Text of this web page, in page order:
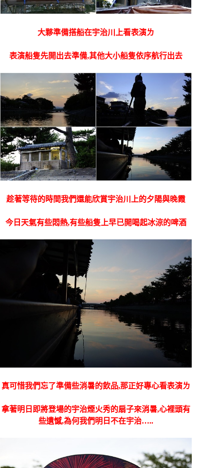
大夥準備搭船在宇治川上看表演ㄌ
表演船隻先開出去準備,其他大小船隻依序航行出去
趁著等待的時間我們還能欣賞宇治川上的夕陽與晚霞
今日天氣有些悶熱,有些船隻上早已開喝起冰涼的啤酒
真可惜我們忘了準備些消暑的飲品,那正好專心看表演ㄌ
拿著明日即將登場的宇治煙火秀的扇子來消暑,心裡頭有
些遺憾,為何我們明日不在宇治…..